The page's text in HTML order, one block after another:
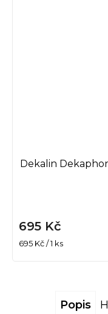
Dekalin
695 Kč
Měrná
695 Kč / 1 ks
Popis